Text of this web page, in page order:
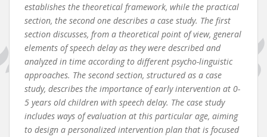
establishes the theoretical framework, while the practical
section, the second one describes a case study. The first
section discusses, from a theoretical point of view, general
elements of speech delay as they were described and
analyzed in time according to different psycho-linguistic
approaches. The second section, structured as a case
study, describes the importance of early intervention at 0-
5 years old children with speech delay. The case study
includes ways of evaluation at this particular age, aiming
to design a personalized intervention plan that is focused